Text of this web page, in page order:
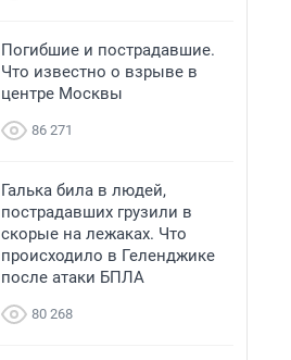
Погибшие и пострадавшие.
Что известно о взрыве в
центре Москвы
86 271
Галька била в людей,
пострадавших грузили в
скорые на лежаках. Что
происходило в Геленджике
после атаки БПЛА
80 268